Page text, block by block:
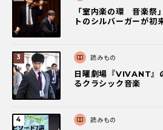
「室内楽の環 音楽祭
トのシルバーガーが初
読みもの
日曜劇場『VIVANT』
るクラシック音楽
読みもの